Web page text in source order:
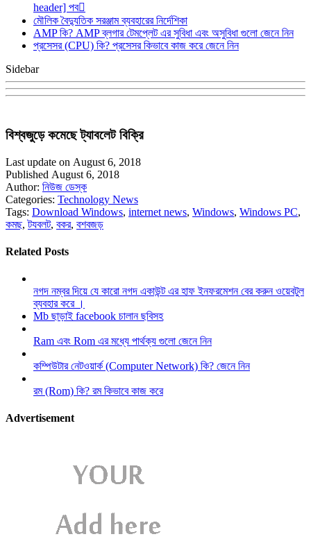
header] পব
মৌলিক বৈদ্যুতিক সরঞ্জাম ব্যবহারের নির্দেশিকা
AMP কি? AMP ব্লগার টেমপ্লেট এর সুবিধা এবং অসুবিধা গুলো জেনে নিন
প্রসেসর (CPU) কি? প্রসেসর কিভাবে কাজ করে জেনে নিন
Sidebar
বিশ্বজুড়ে কমেছে ট্যাবলেট বিক্রি
Last update on August 6, 2018
Published August 6, 2018
Author: নিউজ ডেস্ক
Categories: Technology News
Tags: Download Windows, internet news, Windows, Windows PC,
কমছ,টযবলট, বকর, বশবজড়
Related Posts
নগদ নম্বর দিয়ে যে কারো নগদ একাউন্ট এর হাফ ইনফরমেশন বের করুন ওয়েবটুল
ব্যবহার করে ।
Mb ছাড়াই facebook চালান ছবিসহ
Ram এবং Rom এর মধ্যে পার্থক্য গুলো জেনে নিন
কম্পিউটার নেটওয়ার্ক (Computer Network) কি? জেনে নিন
রম (Rom) কি? রম কিভাবে কাজ করে
Advertisement